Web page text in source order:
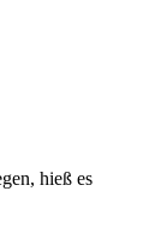
hieß es